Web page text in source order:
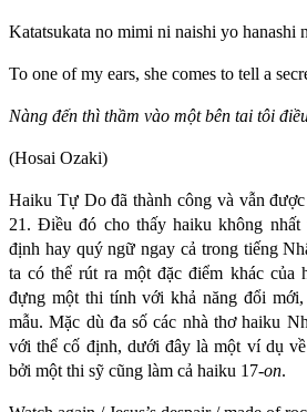
Katatsukata no mimi ni naishi yo hanashi
To one of my ears, she comes to tell a
Nàng đến thì thầm vào một bên tai tôi
(Hosai Ozaki)
Haiku Tự Do đã thành công và vẫn
21. Điều đó cho thấy haiku không nhất
định hay quý ngữ ngay cả trong tiếng
ta có thể rút ra một đặc điểm khác của
đựng một thi tính với khả năng đổi
mẫu. Mặc dù đa số các nhà thơ haiku
với thể cố định, dưới đây là một ví dụ
bởi một thi sỹ cũng làm cả haiku 17-on.